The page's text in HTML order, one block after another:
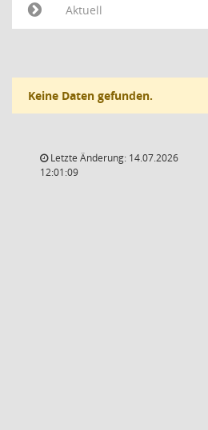
Aktuell
Keine Daten gefunden.
Letzte Änderung: 14.07.2026
12:01:09